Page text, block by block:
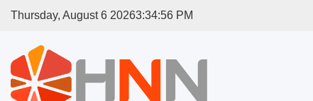
Thursday, August 6 20263:34:56 PM